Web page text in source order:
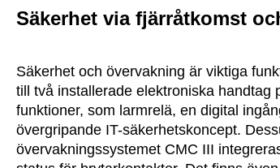
Säkerhet via fjärråtkomst
Säkerhet och övervakning är viktiga
till två installerade elektroniska handtag
funktioner, som larmrelä, en digital
övergripande IT-säkerhetskoncept.
övervakningssystemet CMC III